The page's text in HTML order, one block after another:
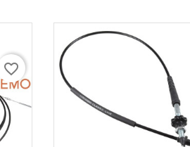
favorite_border